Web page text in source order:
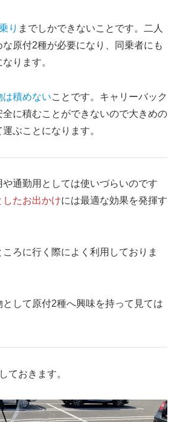
り までしかできないことです。二人
原付2種が必要になり、同乗者にも
ります。
は積めないことです。キャリーバック
に積むことができないので大きめの
ぶことになります。
通勤用としては使いづらいのです
たお出かけには最適な効果を発揮す
ろに行く際によく利用しておりま
して原付2種へ興味を持って見ては
ておきます。